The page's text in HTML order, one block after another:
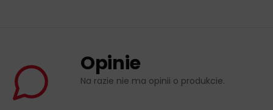
Opinie
Na razie nie ma opinii o produkcie.